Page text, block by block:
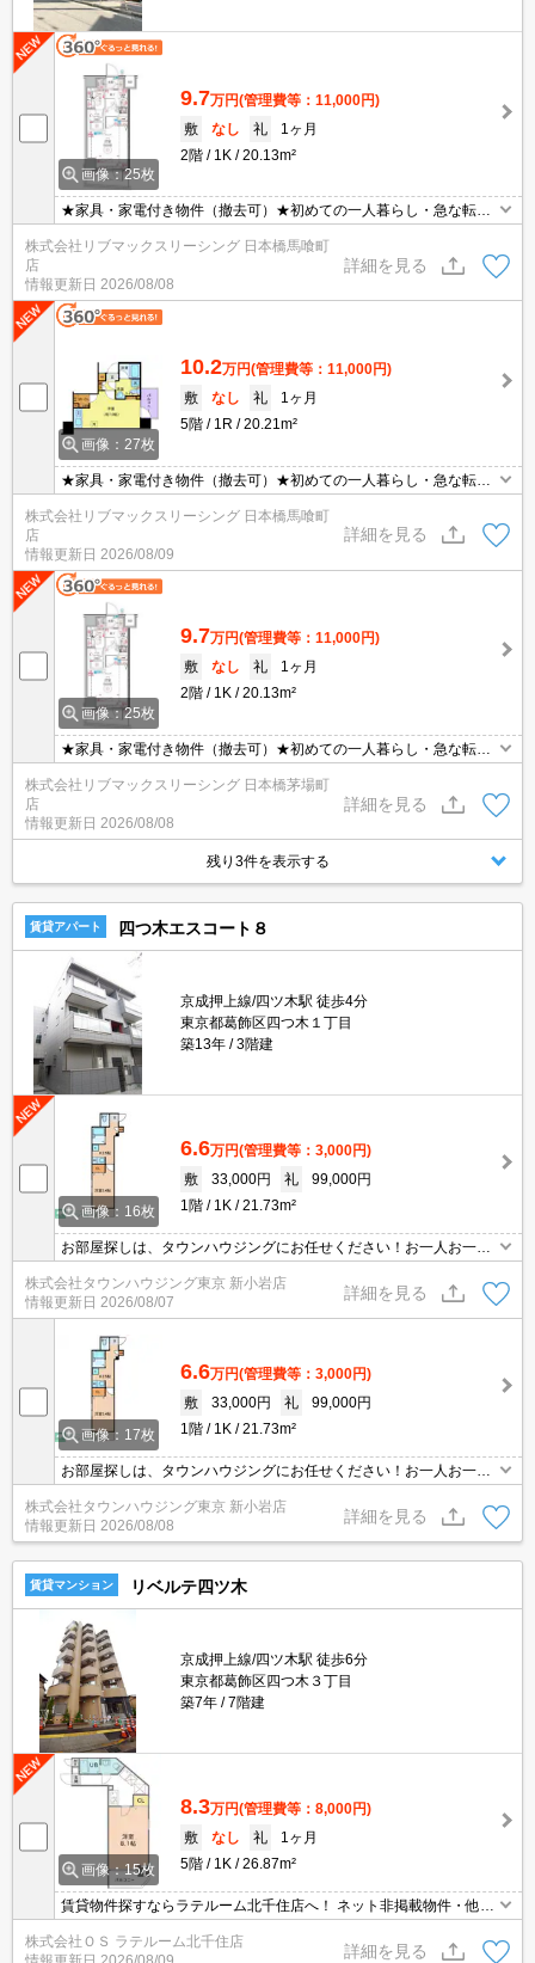
画像：25枚
9.7万円(管理費等：11,000円)
敷
なし 礼
1ヶ月
2階
1K 20.13m²
★家具・家電付き物件（撤去可）★初めての一人暮らし・急な転勤
おり、モバイルWiFiも無料でレンタル・初期費用クレジット支払可
能です♪土日祝日は混み合いますのでお早めにご予約ください。オン
ライン内覧・契約可能な為一度も来店せずとも問題ありません♪
株式会社リブマックスリーシング 日本橋馬喰町
店
情報更新日 2026/08/08
詳細を見る
画像：27枚
10.2万円(管理費等：11,000円)
敷
なし 礼
1ヶ月
5階
1R 20.21m²
★家具・家電付き物件（撤去可）★初めての一人暮らし・急な転勤
などにオススメ★当社グループ管理のため諸条件相談可能となって
おり、モバイルWiFiも無料でレンタル・初期費用クレジット支払可
能です♪土日祝日は混み合いますのでお早めにご予約ください。オン
ライン内覧・契約可能な為一度も来店せずとも問題ありません♪
株式会社リブマックスリーシング 日本橋馬喰町
店
情報更新日 2026/08/09
詳細を見る
画像：25枚
9.7万円(管理費等：11,000円)
敷
なし 礼
1ヶ月
2階
1K 20.13m²
★家具・家電付き物件（撤去可）★初めての一人暮らし・急な転勤
などにオススメ★当社グループ管理のため諸条件相談可能となって
おり、モバイルWiFiも無料でレンタル・初期費用クレジット支払可
能です♪土日祝日は混み合いますのでお早めにご予約ください。オン
ライン内覧・契約可能な為一度も来店せずとも問題ありません♪
株式会社リブマックスリーシング 日本橋茅場町
店
情報更新日 2026/08/08
詳細を見る
残り3件を表示する
賃貸アパート 四つ木エスコート８
京成押上線/四ツ木駅 徒歩4分
東京都葛飾区四つ木１丁目
築13年
3階建
画像：16枚
6.6万円(管理費等：3,000円)
敷
33,000円 礼
99,000円
1階
1K 21.73m²
お部屋探しは、タウンハウジングにお任せください！お一人お一人
様に合ったお部屋をお探し致します。分からないことは何でもご相
談くださいませ。
株式会社タウンハウジング東京 新小岩店
情報更新日 2026/08/07
詳細を見る
画像：17枚
6.6万円(管理費等：3,000円)
敷
33,000円 礼
99,000円
1階
1K 21.73m²
お部屋探しは、タウンハウジングにお任せください！お一人お一人
様に合ったお部屋をお探し致します。分からないことは何でもご相
談くださいませ。
株式会社タウンハウジング東京 新小岩店
情報更新日 2026/08/08
詳細を見る
賃貸マンション リベルテ四ツ木
京成押上線/四ツ木駅 徒歩6分
東京都葛飾区四つ木３丁目
築7年
7階建
画像：15枚
8.3万円(管理費等：8,000円)
敷
なし 礼
1ヶ月
5階
1K 26.87m²
賃貸物件探すならラテルーム北千住店へ！ ネット非掲載物件・他社
様の物件もまとめてご案内いたします！！
株式会社ＯＳ ラテルーム北千住店
詳細を見る